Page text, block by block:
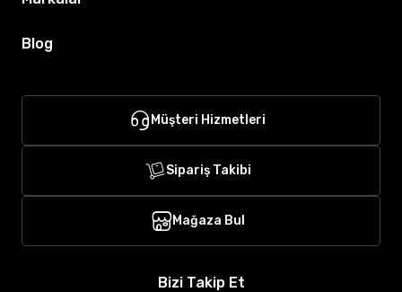
Blog
Müşteri Hizmetleri
Sipariş Takibi
Mağaza Bul
Bizi Takip Et